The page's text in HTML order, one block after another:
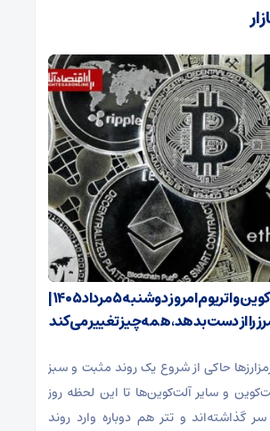
قیمت تتر، بیت‌کوین و اتریوم امروز دوشنبه ۵ مرداد ۱۴۰۵ |
را از دست بدهد، همه‌چیز تغییر می‌کند
حاکی از شروع یک روند مثبت و سبز
و سایر آلت‌کوین‌ها تا این لحظه روز
گذاشته‌اند و تتر هم دوباره وارد روند